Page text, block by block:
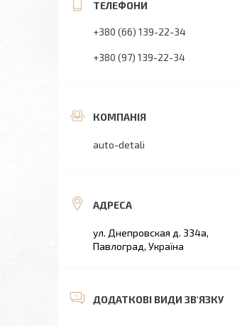
+380 (66) 139-22-34
+380 (97) 139-22-34
auto-detali
ул. Днепровская д. 334а,
Павлоград, Україна